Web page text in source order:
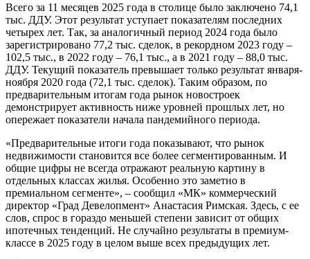
Всего за 11 месяцев 2025 года в столице было заключено 74,1
тыс. ДДУ. Этот результат уступает показателям последних
четырех лет. Так, за аналогичный период 2024 года было
зарегистрировано 77,2 тыс. сделок, в рекордном 2023 году –
102,5 тыс., в 2022 году – 76,1 тыс., а в 2021 году – 88,0 тыс.
ДДУ. Текущий показатель превышает только результат января-
ноября 2020 года (72,1 тыс. сделок). Таким образом, по
предварительным итогам года рынок новостроек
демонстрирует активность ниже уровней прошлых лет, но
опережает показатели начала пандемийного периода.
«Предварительные итоги года показывают, что рынок
недвижимости становится все более сегментированным. И
общие цифры не всегда отражают реальную картину в
отдельных классах жилья. Особенно это заметно в
премиальном сегменте», – сообщил «МК» коммерческий
директор «Град Девелопмент» Анастасия Римская. Здесь, с ее
слов, спрос в гораздо меньшей степени зависит от общих
ипотечных тенденций. Не случайно результаты в премиум-
классе в 2025 году в целом выше всех предыдущих лет.